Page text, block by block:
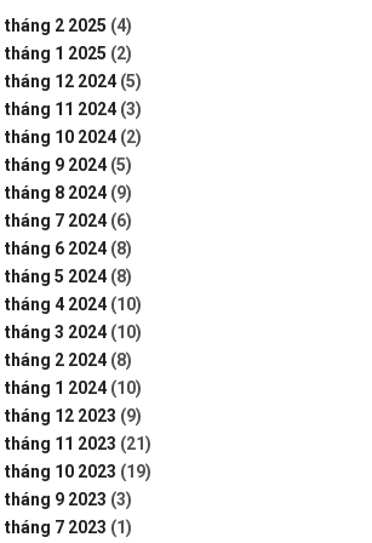
tháng 2 2025 (4)
tháng 1 2025 (2)
tháng 12 2024 (5)
tháng 11 2024 (3)
tháng 10 2024 (2)
tháng 9 2024 (5)
tháng 8 2024 (9)
tháng 7 2024 (6)
tháng 6 2024 (8)
tháng 5 2024 (8)
tháng 4 2024 (10)
tháng 3 2024 (10)
tháng 2 2024 (8)
tháng 1 2024 (10)
tháng 12 2023 (9)
tháng 11 2023 (21)
tháng 10 2023 (19)
tháng 9 2023 (3)
tháng 7 2023 (1)